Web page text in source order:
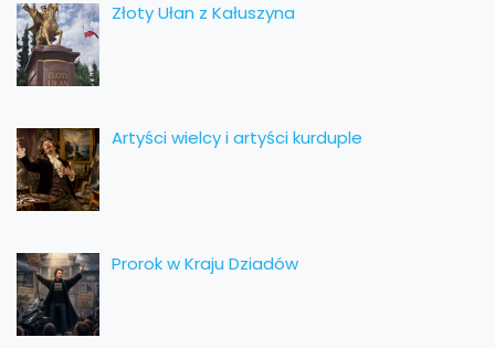
Złoty Ułan z Kałuszyna
Artyści wielcy i artyści kurduple
Prorok w Kraju Dziadów